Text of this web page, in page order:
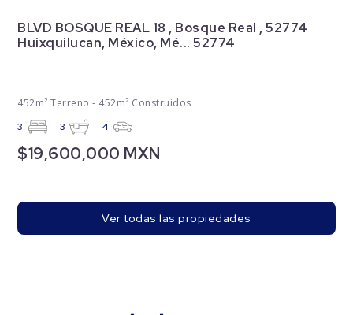
BLVD BOSQUE REAL 18 , Bosque Real , 52774
Huixquilucan, México, Mé... 52774
452m² Terreno - 452m² Construidos
3 3 4
$19,600,000 MXN
Ver todas las propiedades